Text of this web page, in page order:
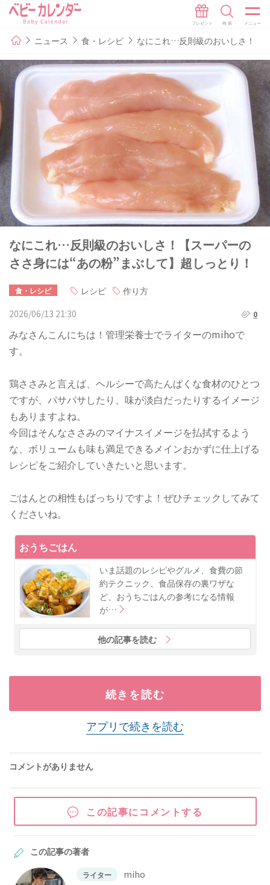
ニュース 食・レシピ なにこれ…反則級のおいしさ！【
なにこれ…反則級のおいしさ！【スーパーの
ささ身には“あの粉”まぶして】超しっとり！
食・レシピ レシピ
作り方
2026/06/13 21:30
0
みなさんこんにちは！管理栄養士でライターのmihoで
す。
鶏ささみと言えば、ヘルシーで高たんぱくな食材のひとつ
ですが、パサパサしたり、味が淡白だったりするイメージ
もありますよね。
今回はそんなささみのマイナスイメージを払拭するよう
な、ボリュームも味も満足できるメインおかずに仕上げる
レシピをご紹介していきたいと思います。
ごはんとの相性もばっちりですよ！ぜひチェックしてみて
くださいね。
おうちごはん
いま話題のレシピやグルメ、食費の節
約テクニック、食品保存の裏ワザな
ど、おうちごはんの参考になる情報
が…
他の記事を読む
続きを読む
アプリで続きを読む
コメントがありません
この記事にコメントする
この記事の著者
ライター miho